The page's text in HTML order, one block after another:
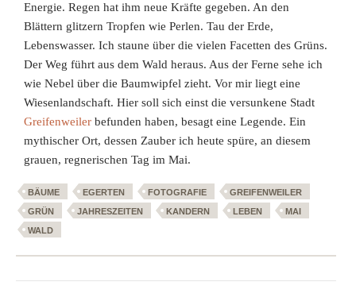
Energie. Regen hat ihm neue Kräfte gegeben. An den
Blättern glitzern Tropfen wie Perlen. Tau der Erde,
Lebenswasser. Ich staune über die vielen Facetten des Grüns.
Der Weg führt aus dem Wald heraus. Aus der Ferne sehe ich
wie Nebel über die Baumwipfel zieht. Vor mir liegt eine
Wiesenlandschaft. Hier soll sich einst die versunkene Stadt
Greifenweiler befunden haben, besagt eine Legende. Ein
mythischer Ort, dessen Zauber ich heute spüre, an diesem
grauen, regnerischen Tag im Mai.
BÄUME EGERTEN FOTOGRAFIE
GREIFENWEILER
GRÜN
JAHRESZEITEN KANDERN LEBEN
MAI
WALD